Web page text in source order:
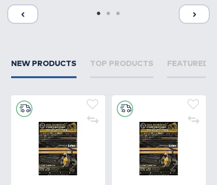
NEW PRODUCTS TOP PRODUCTS FEATURED